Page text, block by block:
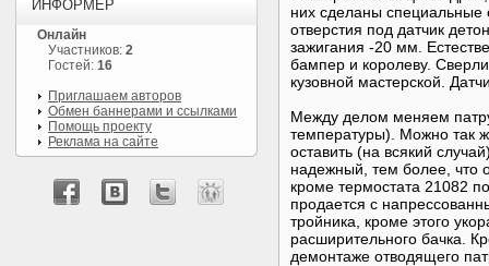
них сделаны специальные
отверстия под датчик
зажигания -20 мм.
бампер и королеву.
кузовной мастерской.
Между делом меняем
температуры). Можно так
оставить (на всякий
надежный, тем более, что
кроме термостата 21082
продается с
тройника, кроме этого
расширительного бачка.
демонтаже отводящего
ИНФОРМЕР
Онлайн
Участников: 2
Гостей: 16
Приглашаем авторов
Обмен баннерами и ссылками
Помощь проекту
Реклама на сайте